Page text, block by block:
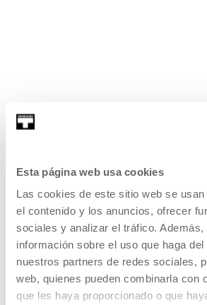
Esta página web usa cookies
Las cookies de este sitio web se
el contenido y los anuncios, ofrecer
sociales y analizar el tráfico. Además,
información sobre el uso que haga
nuestros partners de redes sociales,
web, quienes pueden combinarla con
que les haya proporcionado o que